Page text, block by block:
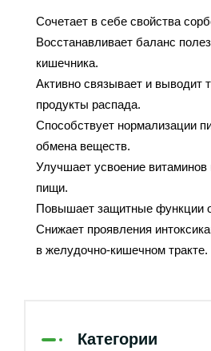
Сочетает в себе свойства
Восстанавливает баланс
кишечника.
Активно связывает и выводит
продукты распада.
Способствует нормализации
обмена веществ.
Улучшает усвоение витаминов
пищи.
Повышает защитные функции
Снижает проявления
в желудочно-кишечном тракте.
Категории